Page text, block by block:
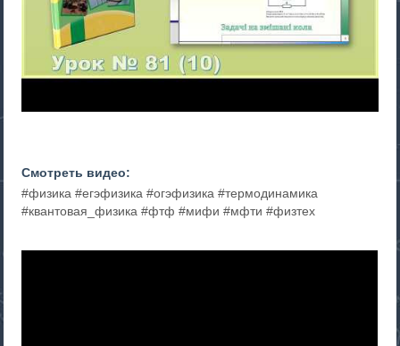
Смотреть видео:
#физика #егэфизика #огэфизика #термодинамика
#квантовая_физика #фтф #мифи #мфти #физтех